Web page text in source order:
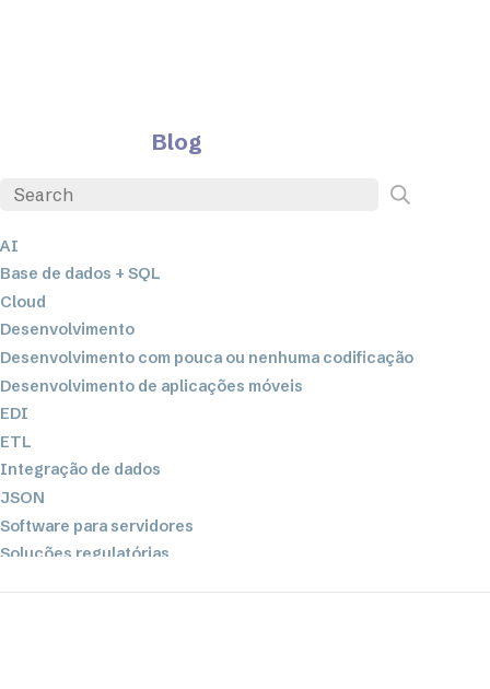
Blog
AI
Base de dados + SQL
Cloud
Desenvolvimento
Desenvolvimento com pouca ou nenhuma codificação
Desenvolvimento de aplicações móveis
EDI
ETL
Integração de dados
JSON
Software para servidores
Soluções regulatórias